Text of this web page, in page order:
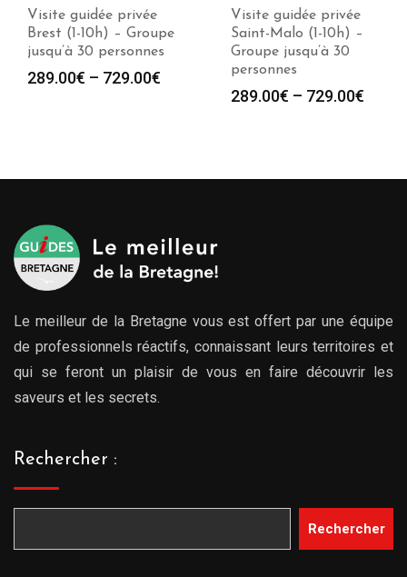
Visite guidée privée
Brest (1-10h) – Groupe
jusqu’à 30 personnes
289.00€ – 729.00€
Visite guidée privée
Saint-Malo (1-10h) –
Groupe jusqu’à 30
personnes
289.00€ – 729.00€
Le meilleur de la Bretagne vous est offert par une équipe
de professionnels réactifs, connaissant leurs territoires et
qui se feront un plaisir de vous en faire découvrir les
saveurs et les secrets.
Rechercher :
Rechercher